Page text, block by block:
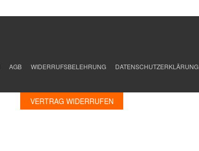
AGB WIDERRUFSBELEHRUNG DATENSCHUTZERKLÄRUNG
VERTRAG WIDERRUFEN